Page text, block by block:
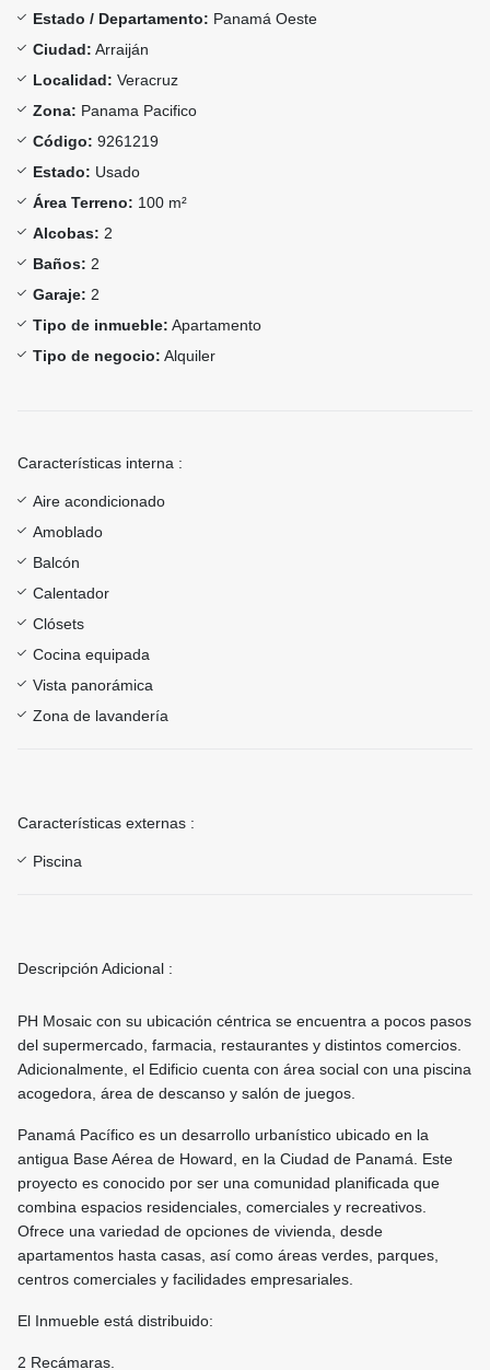
Estado / Departamento: Panamá Oeste
Ciudad: Arraiján
Localidad: Veracruz
Zona: Panama Pacifico
Código: 9261219
Estado: Usado
Área Terreno: 100 m²
Alcobas: 2
Baños: 2
Garaje: 2
Tipo de inmueble: Apartamento
Tipo de negocio: Alquiler
Características interna :
Aire acondicionado
Amoblado
Balcón
Calentador
Clósets
Cocina equipada
Vista panorámica
Zona de lavandería
Características externas :
Piscina
Descripción Adicional :
PH Mosaic con su ubicación céntrica se encuentra a pocos pasos
del supermercado, farmacia, restaurantes y distintos comercios.
Adicionalmente, el Edificio cuenta con área social con una piscina
acogedora, área de descanso y salón de juegos.
Panamá Pacífico es un desarrollo urbanístico ubicado en la
antigua Base Aérea de Howard, en la Ciudad de Panamá. Este
proyecto es conocido por ser una comunidad planificada que
combina espacios residenciales, comerciales y recreativos.
Ofrece una variedad de opciones de vivienda, desde
apartamentos hasta casas, así como áreas verdes, parques,
centros comerciales y facilidades empresariales.
El Inmueble está distribuido:
2 Recámaras.